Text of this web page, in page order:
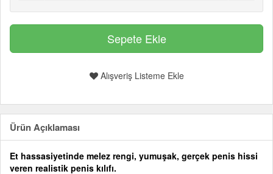
Alışveriş Listeme Ekle
Ürün Açıklaması
Et hassasiyetinde melez rengi, yumuşak, gerçek penis hissi
veren realistik penis kılıfı.